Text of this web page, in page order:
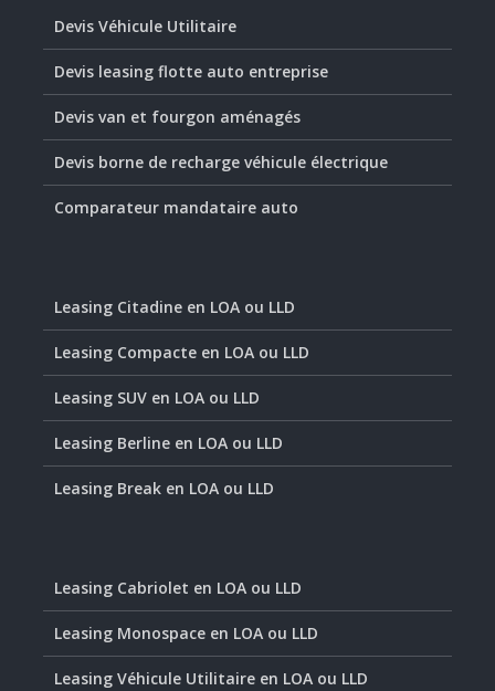
Devis Véhicule Utilitaire
Devis leasing flotte auto entreprise
Devis van et fourgon aménagés
Devis borne de recharge véhicule électrique
Comparateur mandataire auto
Leasing Citadine en LOA ou LLD
Leasing Compacte en LOA ou LLD
Leasing SUV en LOA ou LLD
Leasing Berline en LOA ou LLD
Leasing Break en LOA ou LLD
Leasing Cabriolet en LOA ou LLD
Leasing Monospace en LOA ou LLD
Leasing Véhicule Utilitaire en LOA ou LLD